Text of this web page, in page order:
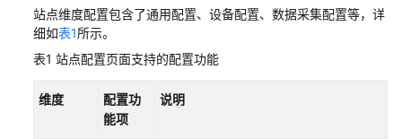
介
绍
务
站点维度配置包含了通用配置、设备配置、数据采集配置等，详
细如表1所示。
表1 站点配置页面支持的配置功能
维度
配置功
能项
说明